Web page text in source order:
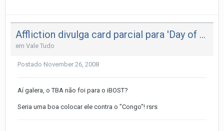
Affliction divulga card parcial para 'Day of Reckoning'
em Vale Tudo
Postado November 26, 2008
Aí galera, o TBA não foi para o iBOST?
Seria uma boa colocar ele contra o "Congo"! rsrs